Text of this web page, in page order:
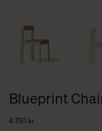
Blueprint
4.750 kr.